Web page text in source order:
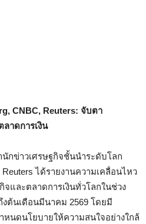
CNBC, Reuters: จับตา
าดการเงิน
นักข่าวเศรษฐกิจชั้นนำระดับโลก
ได้รายงานความเคลื่อนไหว
และตลาดการเงินทั่วโลกในช่วง
ต้นเดือนมีนาคม 2569 โดยมี
นดนโยบายให้ความสนใจอย่างใกล้